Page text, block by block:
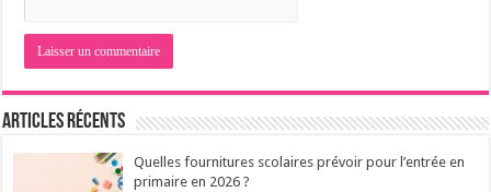
Articles récents
Quelles fournitures scolaires prévoir pour l’entrée en
primaire en 2026 ?